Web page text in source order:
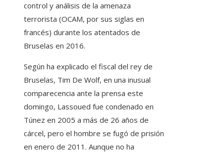
control y análisis de la amenaza
terrorista (OCAM, por sus siglas en
francés) durante los atentados de
Bruselas en 2016.
Según ha explicado el fiscal del rey de
Bruselas, Tim De Wolf, en una inusual
comparecencia ante la prensa este
domingo, Lassoued fue condenado en
Túnez en 2005 a más de 26 años de
cárcel, pero el hombre se fugó de prisión
en enero de 2011. Aunque no ha